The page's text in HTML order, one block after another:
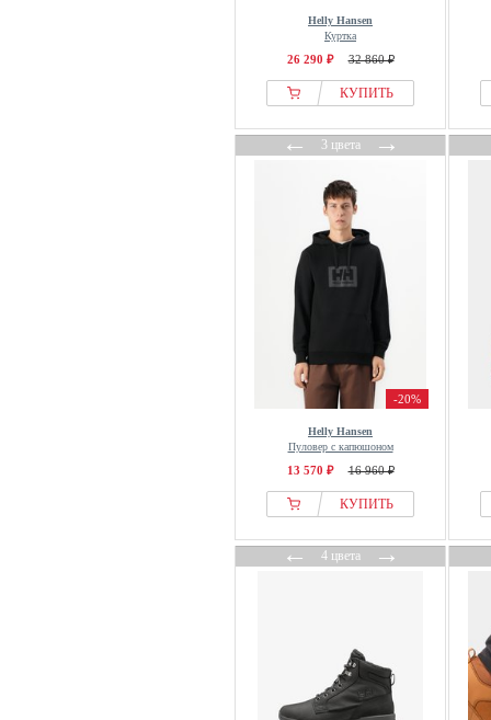
Helly Hansen
Куртка
26 290 ₽ 32 860 ₽
КУПИТЬ
←3 цвета→
-20%
Helly Hansen
Пуловер с капюшоном
13 570 ₽ 16 960 ₽
КУПИТЬ
←4 цвета→